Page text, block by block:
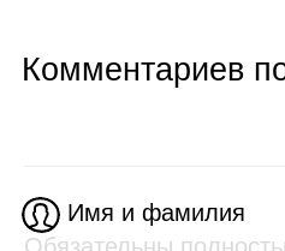
Комментариев
Имя и фамилия